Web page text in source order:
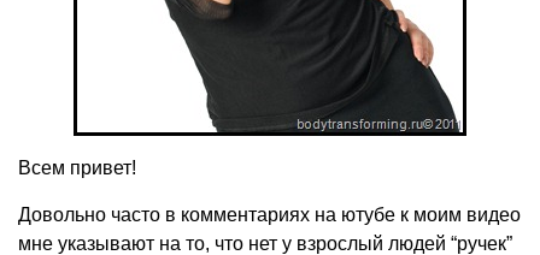
Всем привет!
Довольно часто в комментариях на ютубе к моим видео
мне указывают на то, что нет у взрослый людей “ручек”